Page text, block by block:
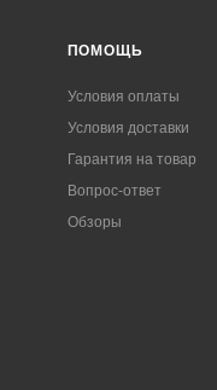
ПОМОЩЬ
Условия оплаты
Условия доставки
Гарантия на товар
Вопрос-ответ
Обзоры